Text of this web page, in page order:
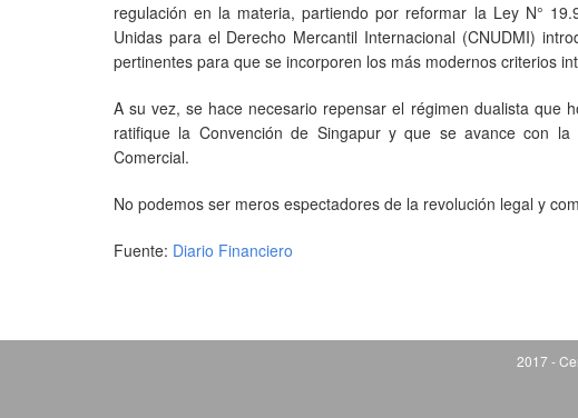
regulación en la materia, partiendo por reformar la Ley N°
Unidas para el Derecho Mercantil Internacional (CNUDMI)
pertinentes para que se incorporen los más modernos criterios
A su vez, se hace necesario repensar el régimen dualista que
ratifique la Convención de Singapur y que se avance con
Comercial.
No podemos ser meros espectadores de la revolución legal y
Fuente: Diario Financiero
2017 -